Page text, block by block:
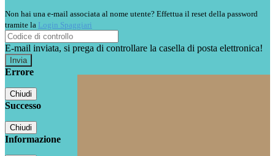
Non hai una e-mail associata al nome utente? Effettua il reset della password
tramite la Login Spaggiari
E-mail inviata, si prega di controllare la casella di posta elettronica!
Errore
Chiudi
Successo
Chiudi
Informazione